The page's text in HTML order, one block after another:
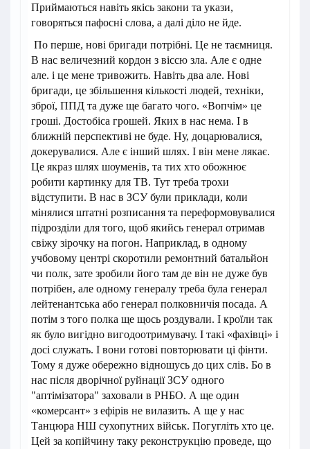
Приймаються навіть якісь закони та укази,
говоряться пафосні слова, а далі діло не йде.
По перше, нові бригади потрібні. Це не таємниця.
В нас величезний кордон з віссю зла. Але є одне
але. і це мене тривожить. Навіть два але. Нові
бригади, це збільшення кількості людей, техніки,
зброї, ППД та дуже ще багато чого. «Вопчім» це
гроші. Достобіса грошей. Яких в нас нема. І в
ближній перспективі не буде. Ну, доцарювалися,
докерувалися. Але є інший шлях. І він мене лякає.
Це якраз шлях шоуменів, та тих хто обожнює
робити картинку для ТВ. Тут треба трохи
відступити. В нас в ЗСУ були приклади, коли
мінялися штатні розписання та переформовувалися
підрозділи для того, щоб якийсь генерал отримав
свіжу зірочку на погон. Наприклад, в одному
учбовому центрі скоротили ремонтний батальйон
чи полк, зате зробили його там де він не дуже був
потрібен, але одному генералу треба була генерал
лейтенантська або генерал полковничія посада. А
потім з того полка ще щось роздували. І кроїли так
як було вигідно вигодоотримувачу. І такі «фахівці» і
досі служать. І вони готові повторювати ці фінти.
Тому я дуже обережно відношусь до цих слів. Бо в
нас після дворічної руйнації ЗСУ одного
"аптімізатора" заховали в РНБО. А ще один
«комерсант» з ефірів не вилазить. А ще у нас
Танцюра НШ сухопутних військ. Погугліть хто це.
Цей за копійчину таку реконструкцію проведе, що